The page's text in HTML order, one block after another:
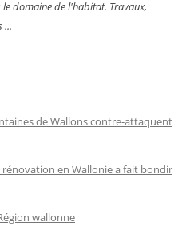
domaine de l'habitat. Travaux,
...
de Wallons contre-attaquent
en Wallonie a fait bondir
wallonne